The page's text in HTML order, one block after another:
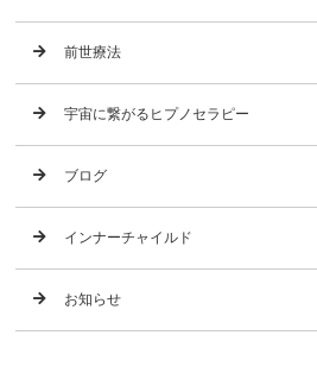
前世療法
宇宙に繋がるヒプノセラピー
ブログ
インナーチャイルド
お知らせ